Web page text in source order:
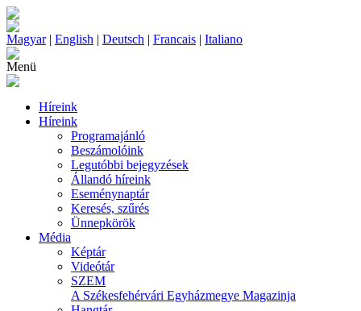
Magyar| English | Deutsch | Francais | Italiano
Menü
Híreink
Híreink
Programajánló
Beszámolóink
Legutóbbi bejegyzések
Állandó híreink
Eseménynaptár
Keresés, szűrés
Ünnepkörök
Média
Képtár
Videótár
SZEM
A Székesfehérvári Egyházmegye Magazinja